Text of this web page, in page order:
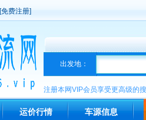
[免费注册]
出发地：
注册本网VIP会员享受更高级的
运价行情 车源信息